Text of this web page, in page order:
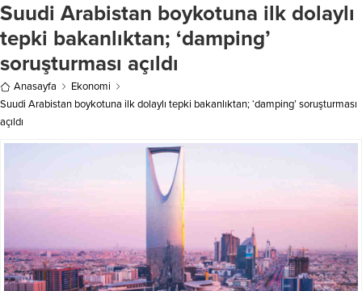
Suudi Arabistan boykotuna ilk dolaylı
tepki bakanlıktan; ‘damping’
soruşturması açıldı
Anasayfa
Ekonomi
Suudi Arabistan boykotuna ilk dolaylı tepki bakanlıktan; ‘damping’ soruşturması
açıldı